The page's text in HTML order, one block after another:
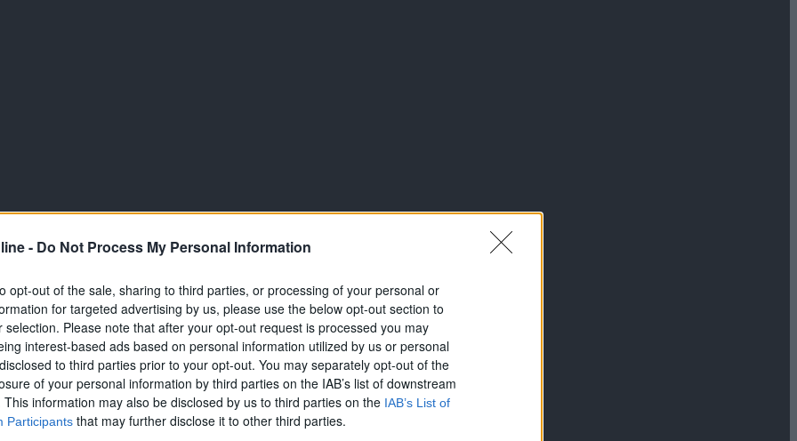
- Do Not Process My Personal Information
opt-out of the sale, sharing to third parties, or processing of your personal or
for targeted advertising by us, please use the below opt-out section to
selection. Please note that after your opt-out request is processed you may
interest-based ads based on personal information utilized by us or personal
to third parties prior to your opt-out. You may separately opt-out of the
of your personal information by third parties on the IAB’s list of downstream
This information may also be disclosed by us to third parties on the IAB’s List of
Participants that may further disclose it to other third parties.